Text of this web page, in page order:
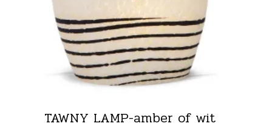
TAWNY LAMP-amber of wit